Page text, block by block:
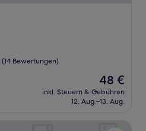
(14 Bewertungen)
Der
Preis
beträgt
48 €
inkl. Steuern & Gebühren
12. Aug.–13. Aug.